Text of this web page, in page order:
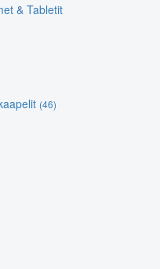
& Tabletit
(46)